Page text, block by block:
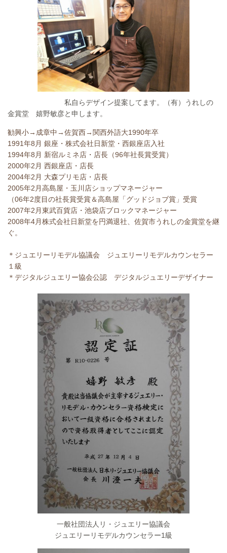
私自らデザイン提案してます。（有）うれしの
金賞堂 嬉野敏彦と申します。
勧興小→成章中→佐賀西→関西外語大1990年卒
1991年8月 銀座・株式会社日新堂・西銀座店入社
1994年8月 新宿ルミネ店・店長（96年社長賞受賞）
2000年2月 西銀座店・店長
2004年2月 大森プリモ店・店長
2005年2月高島屋・玉川店ショップマネージャー
（06年2度目の社長賞受賞＆高島屋「グッドジョブ賞」受賞
2007年2月東武百貨店・池袋店ブロックマネージャー
2008年4月株式会社日新堂を円満退社、佐賀市うれしの金賞堂を継
ぐ。
＊ジュエリーリモデル協議会 ジュエリーリモデルカウンセラー
１級
＊デジタルジュエリー協会公認 デジタルジュエリーデザイナー
一般社団法人リ・ジュエリー協議会
ジュエリーリモデルカウンセラー1級